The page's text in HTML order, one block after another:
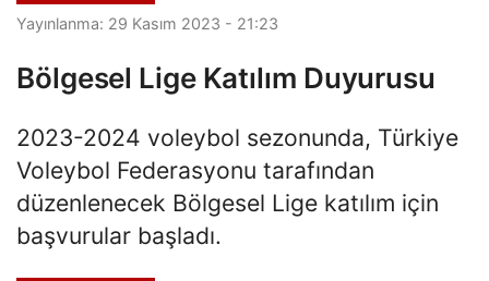
Yayınlanma: 29 Kasım 2023 - 21:23
Bölgesel Lige Katılım Duyurusu
2023-2024 voleybol sezonunda, Türkiye
Voleybol Federasyonu tarafından
düzenlenecek Bölgesel Lige katılım için
başvurular başladı.